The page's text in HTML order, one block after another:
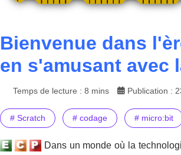
Bienvenue dans
en s'amusant avec
Temps de lecture : 8 mins Publication :
# Scratch # codage # micro:bit
Dans un monde où la